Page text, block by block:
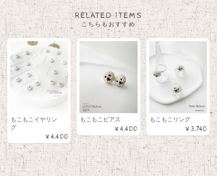
RELATED ITEMS
こちらもおすすめ
もこもこイヤリン
グ
¥4,400
もこもこピアス
¥4,400
もこもこリング
¥3,740